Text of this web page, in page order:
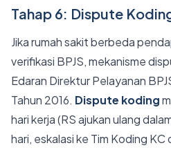
Tahap 6: Dispute
Jika rumah sakit berbeda
verifikasi BPJS, mekanisme
Edaran Direktur Pelayanan
Tahun 2016. Dispute koding
hari kerja (RS ajukan ulang
hari, eskalasi ke Tim Koding KC